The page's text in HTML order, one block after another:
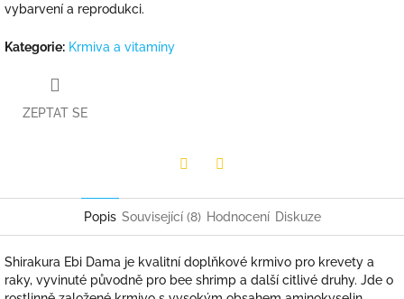
vybarvení a reprodukci.
Kategorie: Krmiva a vitamíny
ZEPTAT SE
Popis Související (8) Hodnocení Diskuze
Shirakura Ebi Dama je kvalitní doplňkové krmivo pro krevety a
raky, vyvinuté původně pro bee shrimp a další citlivé druhy. Jde o